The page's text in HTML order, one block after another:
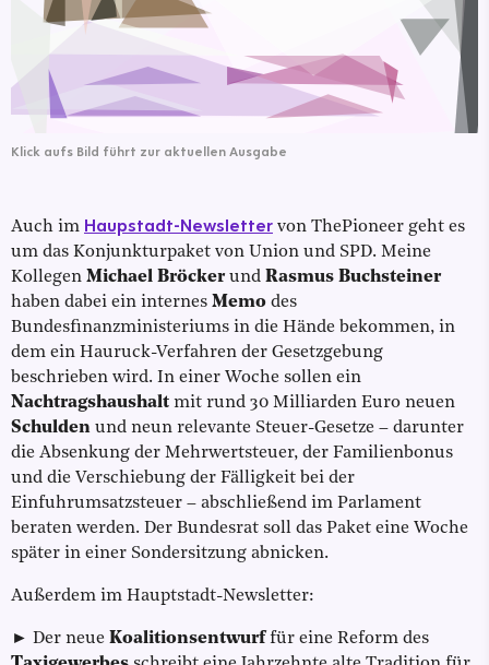
Klick aufs Bild führt zur aktuellen Ausgabe
Auch im Haupstadt-Newsletter von ThePioneer geht es
um das Konjunkturpaket von Union und SPD. Meine
Kollegen Michael Bröckerund Rasmus Buchsteiner
haben dabei ein internes Memo des
Bundesfinanzministeriums in die Hände bekommen, in
dem ein Hauruck-Verfahren der Gesetzgebung
beschrieben wird. In einer Woche sollen ein
Nachtragshaushalt mit rund 30 Milliarden Euro neuen
Schulden und neun relevante Steuer-Gesetze – darunter
die Absenkung der Mehrwertsteuer, der Familienbonus
und die Verschiebung der Fälligkeit bei der
Einfuhrumsatzsteuer – abschließend im Parlament
beraten werden. Der Bundesrat soll das Paket eine Woche
später in einer Sondersitzung abnicken.
Außerdem im Hauptstadt-Newsletter:
► Der neue Koalitionsentwurffür eine Reform des